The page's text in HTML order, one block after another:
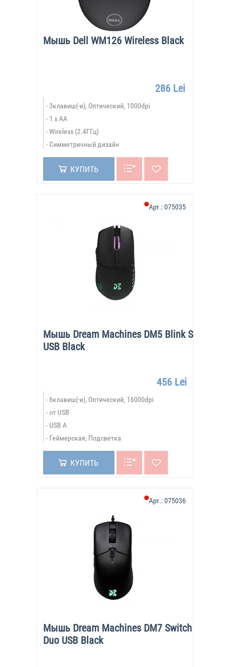
Мышь Dell WM126 Wireless Black
286 Lei
3клавиш(-и), Оптический, 1000dpi
1 x AA
Wireless (2.4ГГц)
Симметричный дизайн
КУПИТЬ
Мышь Dream Machines DM5 Blink S
USB Black
Арт.:075035
456 Lei
6клавиш(-и), Оптический, 16000dpi
от USB
USB A
Геймерская, Подсветка
КУПИТЬ
Мышь Dream Machines DM7 Switch
Duo USB Black
Арт.:075036